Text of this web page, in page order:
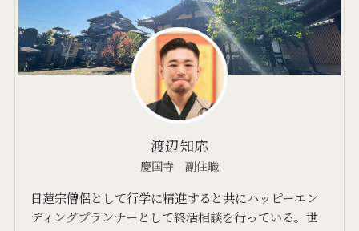
渡辺知応
慶国寺 副住職
日蓮宗僧侶として行学に精進すると共にハッピーエン
ディングプランナーとして終活相談を行っている。世